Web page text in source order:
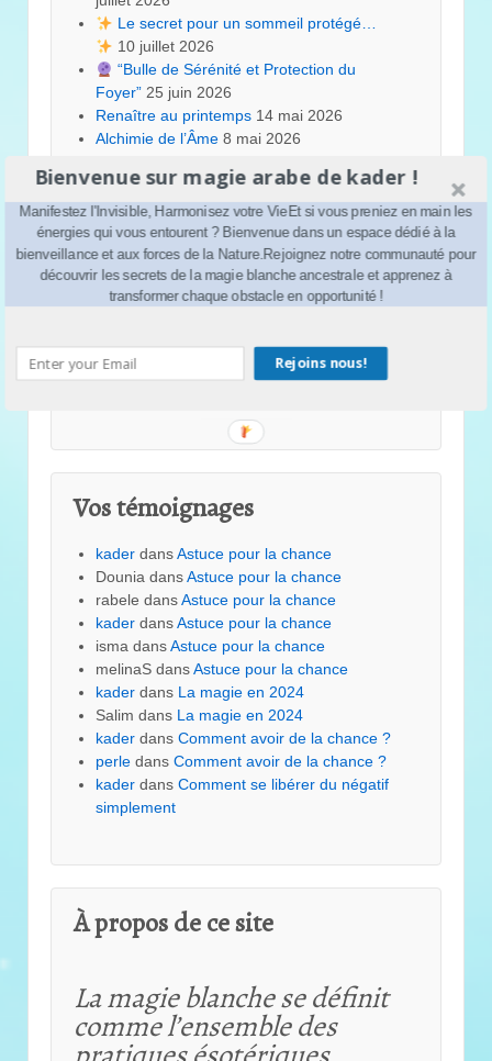
Le secret pour un sommeil protégé…
10 juillet 2026
“Bulle de Sérénité et Protection du
Foyer” 25 juin 2026
Renaître au printemps 14 mai 2026
Alchimie de l’Âme 8 mai 2026
“Lundi de Lumière : 3 Gestes Simples pour
Purifier votre Semaine” 9 mars 2026
les 3 types de visions selon la sagesse
ancienne
22 février 2026
LE PICATRIX Le Phare de la Magie Astrale
et des Sciences Occultes 8 janvier 2026
de fin d’année ! 25 décembre 2025
Mauvais Œil : Identifier et Guérir 11
Vos témoignages
kader dansAstuce pour la chance
Dounia dansAstuce pour la chance
rabele dansAstuce pour la chance
kader dansAstuce pour la chance
isma dansAstuce pour la chance
melinaS dansAstuce pour la chance
kader dans La magie en 2024
Salim dans La magie en 2024
kader dans Comment avoir de la chance ?
perle dans Comment avoir de la chance ?
kader dans Comment se libérer du négatif
simplement
À propos de ce site
La magie blanche se définit
comme l’ensemble des
Bienvenue sur magie arabe de kader !
Manifestez l'Invisible, Harmonisez votre VieEt si vous preniez en main les
énergies qui vous entourent ? Bienvenue dans un espace dédié à la
bienveillance et aux forces de la Nature.Rejoignez notre communauté pour
découvrir les secrets de la magie blanche ancestrale et apprenez à
transformer chaque obstacle en opportunité !
Rejoins nous!